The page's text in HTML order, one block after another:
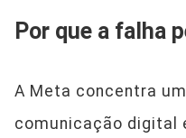
Por que a falha
A Meta concentra
comunicação digital